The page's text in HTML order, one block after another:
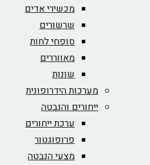
מכשירי אדים
שרשורים
סופחי לחות
מאווררים
שונות
מערכות הידרופונית
ייחורים והנבטה
ערכת ייחורים
פרופוגטור
מצעי הנבטה